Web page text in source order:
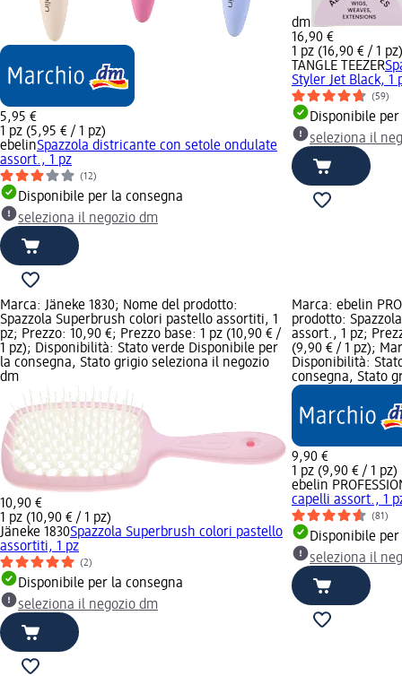
5,95 €
1 pz (5,95 € / 1 pz)
ebelinSpazzola districante con setole ondulate
assort., 1 pz
(12)
Disponibile per la consegna
seleziona il negozio dm
dm
16,90 €
1 pz (16,90 € / 1 pz)
TANGLE TEEZER
Styler Jet Black, 1
(59)
Disponibile
seleziona il
Marca: Jäneke 1830; Nome del prodotto:
Spazzola Superbrush colori pastello assortiti, 1
pz; Prezzo: 10,90 €; Prezzo base: 1 pz (10,90 € /
1 pz); Disponibilità: Stato verde Disponibile per
la consegna, Stato grigio seleziona il negozio
dm
10,90 €
1 pz (10,90 € / 1 pz)
Jäneke 1830Spazzola Superbrush colori pastello
assortiti, 1 pz
(2)
Disponibile per la consegna
seleziona il negozio dm
Marca: ebelin
prodotto:
assort., 1 pz;
(9,90 € / 1 pz);
Disponibilità:
consegna, Stato
9,90 €
1 pz (9,90 € / 1 pz)
ebelin
capelli assort., 1
(81)
Disponibile
seleziona il